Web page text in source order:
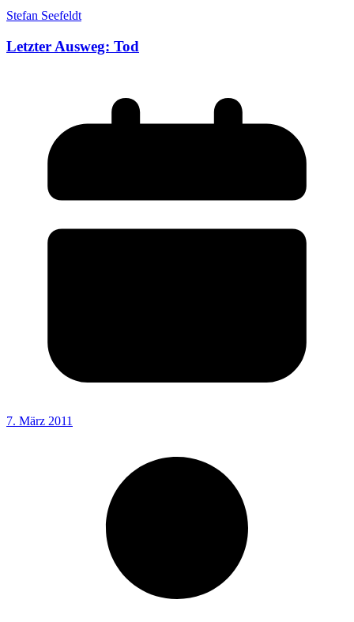
Stefan Seefeldt
Letzter Ausweg: Tod
7. März 2011